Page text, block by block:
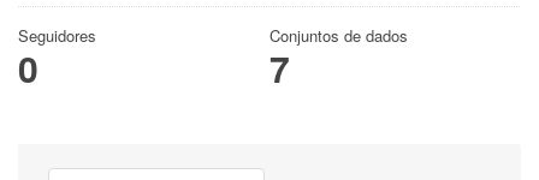
Seguidores
0
Conjuntos de dados
7